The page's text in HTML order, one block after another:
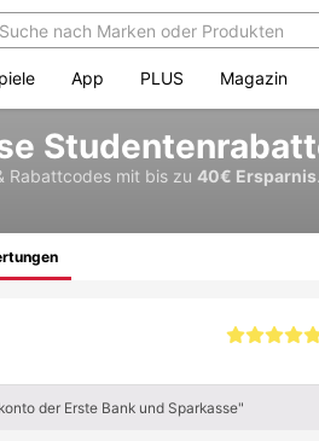
App PLUS Magazin
Rabattcodes mit bis zu 40€ Ersparnis.
der Erste Bank und Sparkasse"